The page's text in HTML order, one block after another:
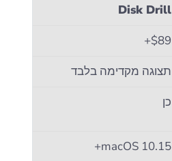
Disk Drill
$89+
תצוגה מקדימה בלבד
כן
macOS 10.15+